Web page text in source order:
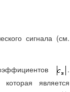
сигнала (см.
.
которая является